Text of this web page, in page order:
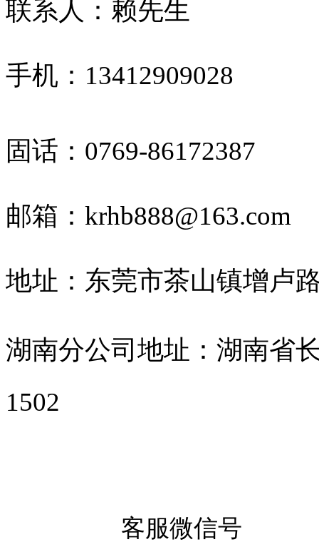
联系人：赖先生
手机：13412909028
固话： 0769-86172387
邮箱：krhb888@163.com
地址：东莞市茶山镇增卢
湖南分公司地址：湖南省
1502
客服微信号